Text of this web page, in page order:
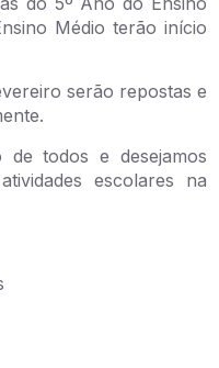
Médio terão início
serão repostas e
de todos e desejamos
escolares na